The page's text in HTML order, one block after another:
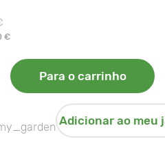
€
Para o carrinho
Adicionar ao meu